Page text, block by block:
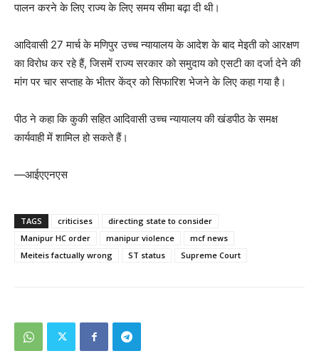
पालन करने के लिए राज्य के लिए समय सीमा बढ़ा दी थी।
आदिवासी 27 मार्च के मणिपुर उच्च न्यायालय के आदेश के बाद मेइती को आरक्षण
का विरोध कर रहे हैं, जिसमें राज्य सरकार को समुदाय को एसटी का दर्जा देने की
मांग पर चार सप्ताह के भीतर केंद्र को सिफारिश भेजने के लिए कहा गया है।
पीठ ने कहा कि कुकी सहित आदिवासी उच्च न्यायालय की खंडपीठ के समक्ष
कार्यवाही में शामिल हो सकते हैं।
—आईएएनएस
TAGS criticises
directing state to consider
Manipur HC order
manipur violence
mcf news
Meiteis factually wrong
ST status Supreme Court